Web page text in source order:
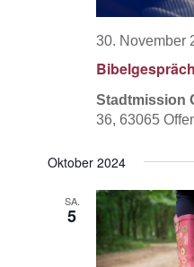
30. November
Stadtmission
36, 63065
Oktober 2024
SA.
5